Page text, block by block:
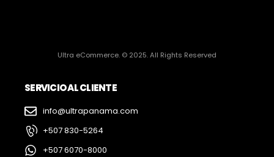
Ultra eCommerce. © 2025. All Rights Reserved
SERVICIO AL CLIENTE
info@ultrapanama.com
+507 830-5264
+507 6070-8000